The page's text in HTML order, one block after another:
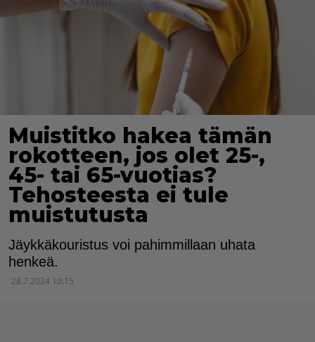
Muistitko hakea tämän
rokotteen, jos olet 25-,
45- tai 65-vuotias?
Tehosteesta ei tule
muistutusta
Jäykkäkouristus voi pahimmillaan uhata
henkeä.
28.7.2024 10:15